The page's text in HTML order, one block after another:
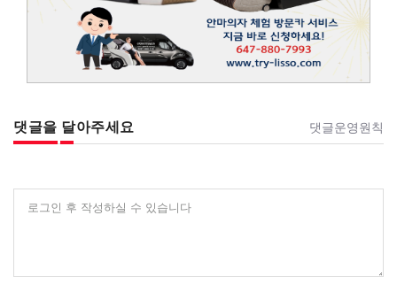
댓글을 달아주세요 댓글운영원칙
로그인 후 작성하실 수 있습니다